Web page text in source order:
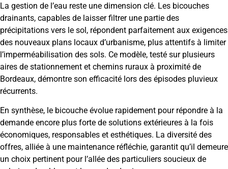
La gestion de l’eau reste une dimension clé. Les bicouches
drainants, capables de laisser filtrer une partie des
précipitations vers le sol, répondent parfaitement aux exigences
des nouveaux plans locaux d’urbanisme, plus attentifs à limiter
l’imperméabilisation des sols. Ce modèle, testé sur plusieurs
aires de stationnement et chemins ruraux à proximité de
Bordeaux, démontre son efficacité lors des épisodes pluvieux
récurrents.
En synthèse, le bicouche évolue rapidement pour répondre à la
demande encore plus forte de solutions extérieures à la fois
économiques, responsables et esthétiques. La diversité des
offres, alliée à une maintenance réfléchie, garantit qu’il demeure
un choix pertinent pour l’allée des particuliers soucieux de